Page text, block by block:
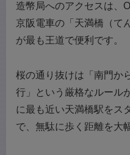
造幣局へのアクセスは、
京阪電車の「天満橋（て
が最も王道で便利です。
桜の通り抜けは「南門か
行」という厳格なルール
に最も近い天満橋駅をス
で、無駄に歩く距離を大